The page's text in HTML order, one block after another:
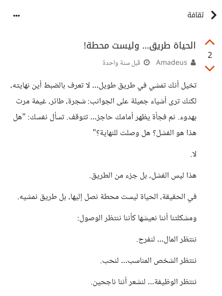
ثقافة
2
الحياة طريق… وليست محطة!
قبل سنة واحدة
تخيل أنك تمشي في طريق طويل… لا تعرف بالضبط أين نهايته،
لكنك ترى أشياء جميلة على الجوانب: شجرة، طائر، غيمة مرت
بهدوء. ثم فجأة يظهر أمامك حاجز… تتوقف. تسأل نفسك: "هل
هذا هو الفشل؟ هل وصلت للنهاية؟"
لا.
هذا ليس الفشل، بل جزء من الطريق.
في الحقيقة، الحياة ليست محطة نصل إليها، بل طريق نمشيه.
ومشكلتنا أننا نعيشها كأننا ننتظر الوصول:
ننتظر المال… لنفرح.
ننتظر الشخص المناسب… لنحب.
ننتظر الوظيفة… لنشعر أننا ناجحين.